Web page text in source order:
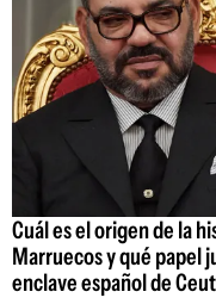
Cuál es el origen de la
Marruecos y qué papel
enclave español de